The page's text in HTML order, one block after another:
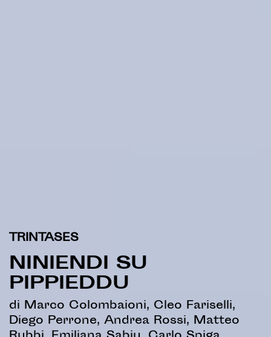
TRINTASES
NINIENDI SU
PIPPIEDDU
di Marco Colombaioni, Cleo Fariselli,
Diego Perrone, Andrea Rossi, Matteo